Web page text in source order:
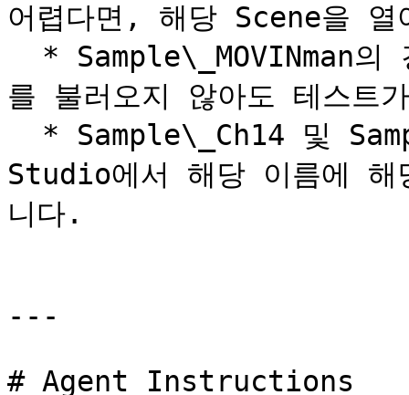
어렵다면, 해당 Scene을
를 불러오지 않아도 테스트
Studio에서 해당 이름에 해
니다.
---
# Agent Instructions